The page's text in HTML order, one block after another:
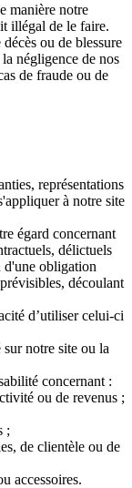
manière notre
illégal de le faire.
ou de blessure
négligence de nos
de fraude ou de
représentations
à notre site
égard concernant
délictuels
d'une obligation
découlant
d’utiliser celui-ci
notre site ou la
concernant :
ou de revenus ;
;
de clientèle ou de
accessoires.